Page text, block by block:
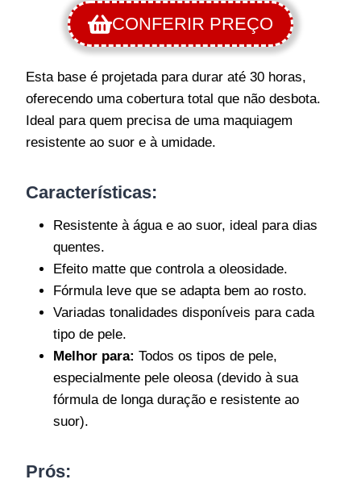
CONFERIR PREÇO
Esta base é projetada para durar até 30 horas,
oferecendo uma cobertura total que não desbota.
Ideal para quem precisa de uma maquiagem
resistente ao suor e à umidade.
Características:
Resistente à água e ao suor, ideal para dias
quentes.
Efeito matte que controla a oleosidade.
Fórmula leve que se adapta bem ao rosto.
Variadas tonalidades disponíveis para cada
tipo de pele.
Melhor para: Todos os tipos de pele,
especialmente pele oleosa (devido à sua
fórmula de longa duração e resistente ao
suor).
Prós: